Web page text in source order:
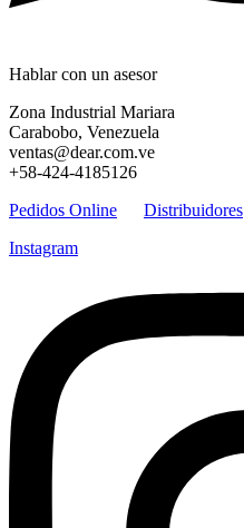
Hablar con un asesor
Zona Industrial Mariara
Carabobo, Venezuela
ventas@dear.com.ve
+58-424-4185126
Pedidos Online
Distribuidores
Instagram